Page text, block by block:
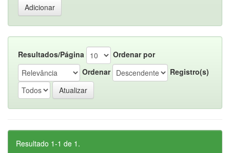
Resultados/Página
Ordenar por
Ordenar
Registro(s)
Resultado 1-1 de 1.